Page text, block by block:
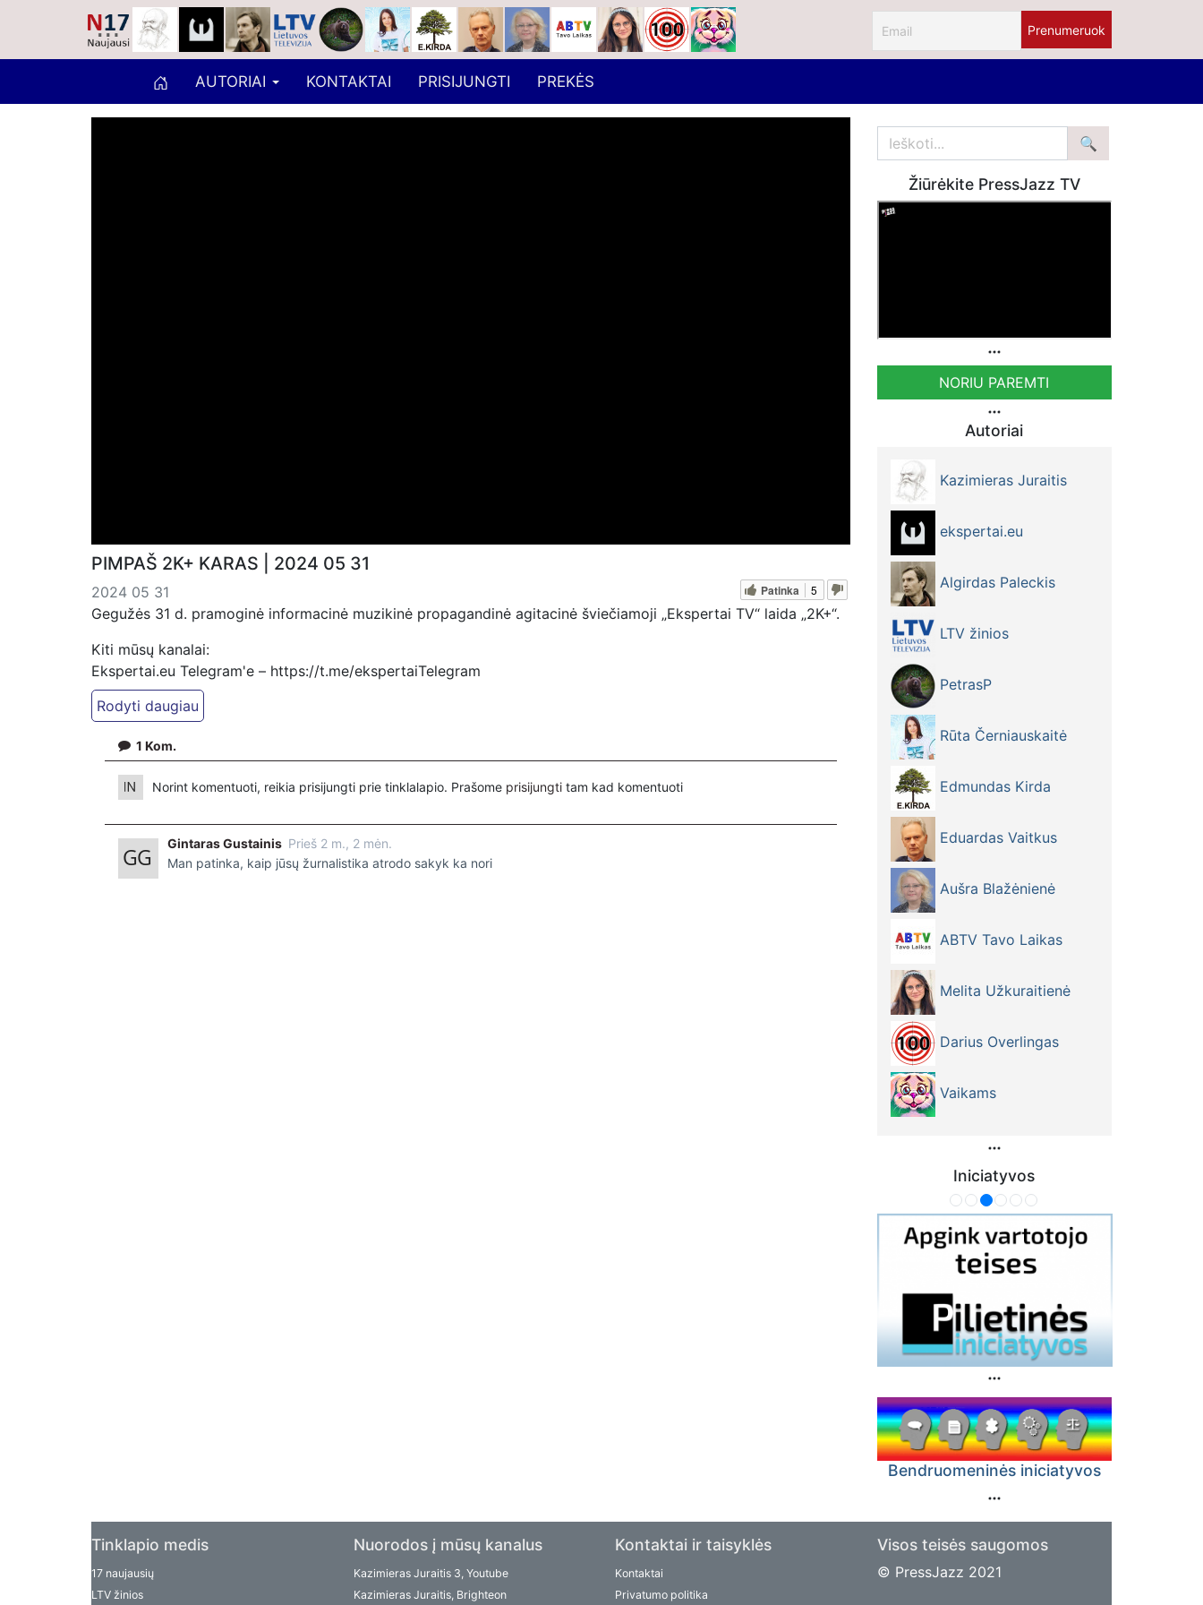
AUTORIAI KONTAKTAI PRISIJUNGTI PREKĖS
PIMPAŠ 2K+ KARAS | 2024 05 31
2024 05 31 Patinka 5
Gegužės 31 d. pramoginė informacinė muzikinė propagandinė agitacinė šviečiamoji „Ekspertai TV“ laida „2K+“.
Kiti mūsų kanalai:
Ekspertai.eu Telegram'e – https://t.me/ekspertaiTelegram
Dailymotion: https://www.dailymotion.com/ekspertai
https://www.ekspertai.eu
Mūsų veikla galima tik dėka skaitytojų ir žiūrovų, mus paremti galima šiais būdais:
VšĮ „Ekspertai.eu“ per PayPal paspaudę šią nuorodą – https://www.paypal.com/paypalme/Ekspertaieu?
1 Kom.
Norint komentuoti, reikia prisijungti prie tinklalapio. Prašome prisijungti tam kad komentuoti
Gintaras Gustainis Prieš 2 m., 2 mėn.
Man patinka, kaip jūsų žurnalistika atrodo sakyk ka nori
Žiūrėkite PressJazz TV
NORIU PAREMTI
Autoriai
Kazimieras Juraitis
ekspertai.eu
Algirdas Paleckis
LTV žinios
PetrasP
Rūta Černiauskaitė
Edmundas Kirda
Eduardas Vaitkus
Aušra Blažėnienė
ABTV Tavo Laikas
Melita Užkuraitienė
Darius Overlingas
Vaikams
Iniciatyvos
Bendruomeninės iniciatyvos
Tinklapio medis
17 naujausių
LTV žinios
Nuorodos į mūsų kanalus
Kazimieras Juraitis 3, Youtube
Kazimieras Juraitis, Brighteon
Kontaktai ir taisyklės
Kontaktai
Privatumo politika
Visos teisės saugomos
© PressJazz 2021